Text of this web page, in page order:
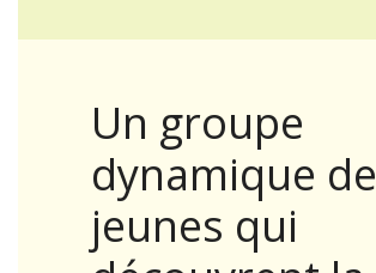
Un groupe
dynamique de
jeunes qui